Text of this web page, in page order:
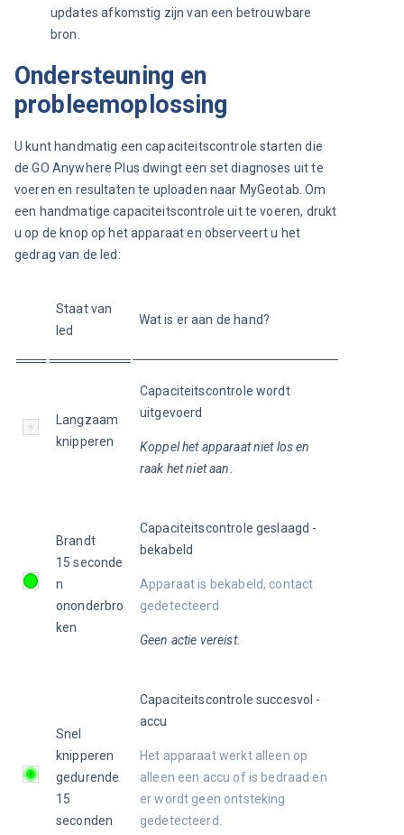
updates afkomstig zijn van een betrouwbare
bron.
Ondersteuning en
probleemoplossing
U kunt handmatig een capaciteitscontrole starten die
de GO Anywhere Plus dwingt een set diagnoses uit te
voeren en resultaten te uploaden naar MyGeotab. Om
een handmatige capaciteitscontrole uit te voeren, drukt
u op de knop op het apparaat en observeert u het
gedrag van de led:
Staat van
led
Wat is er aan de hand?
Langzaam
knipperen
Capaciteitscontrole wordt
uitgevoerd
Koppel het apparaat niet los en
raak het niet aan.
Brandt
15 seconde
n
ononderbro
ken
Capaciteitscontrole geslaagd -
bekabeld
Apparaat is bekabeld, contact
gedetecteerd
Geen actie vereist.
Snel
knipperen
gedurende
15
seconden
Capaciteitscontrole succesvol -
accu
Het apparaat werkt alleen op
alleen een accu of is bedraad en
er wordt geen ontsteking
gedetecteerd.